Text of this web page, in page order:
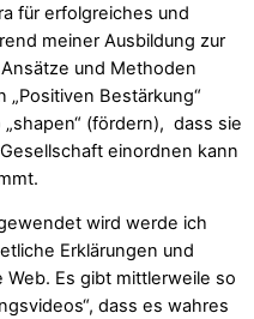
für erfolgreiches und
meiner Ausbildung zur
und Methoden
Bestärkung“
(fördern), dass sie
einordnen kann
wird werde ich
Erklärungen und
Es gibt mittlerweile so
dass es wahres